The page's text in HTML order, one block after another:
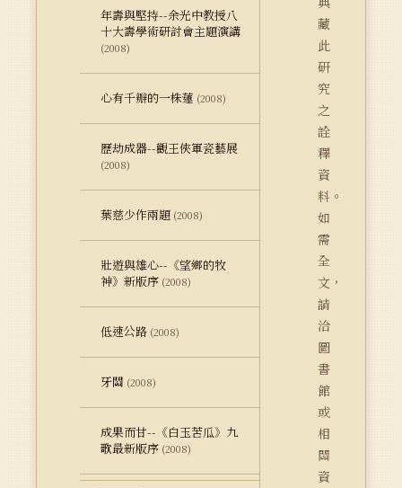
年壽與堅持--余光中教授八
十大壽學術研討會主題演講
(2008)
心有千瓣的一株蓮 (2008)
歷劫成器--觀王俠軍瓷藝展
(2008)
葉慈少作兩題 (2008)
壯遊與雄心--《望鄉的牧
神》新版序 (2008)
低速公路 (2008)
牙關 (2008)
成果而甘--《白玉苦瓜》九
歌最新版序 (2008)
藏
此
研
究
之
詮
釋
資
料。
如
需
全
文，
請
洽
圖
書
館
或
相
關
資